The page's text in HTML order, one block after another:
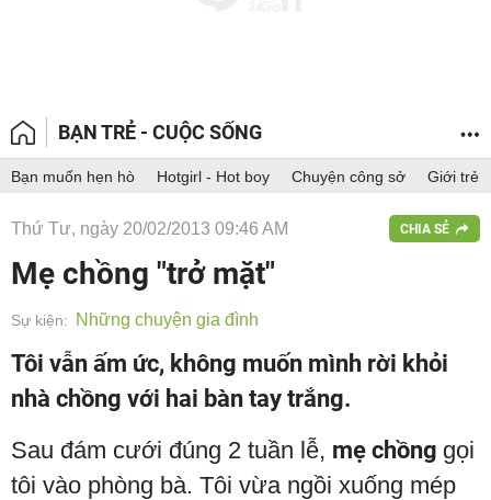
BẠN TRẺ - CUỘC SỐNG
Bạn muốn hẹn hò Hotgirl - Hot boy Chuyện công sở Giới trẻ
Thứ Tư, ngày 20/02/2013 09:46 AM CHIA SẺ
Mẹ chồng "trở mặt"
Sự kiện: Những chuyện gia đình
Tôi vẫn ấm ức, không muốn mình rời khỏi
nhà chồng với hai bàn tay trắng.
Sau đám cưới đúng 2 tuần lễ, mẹ chồng gọi
tôi vào phòng bà. Tôi vừa ngồi xuống mép